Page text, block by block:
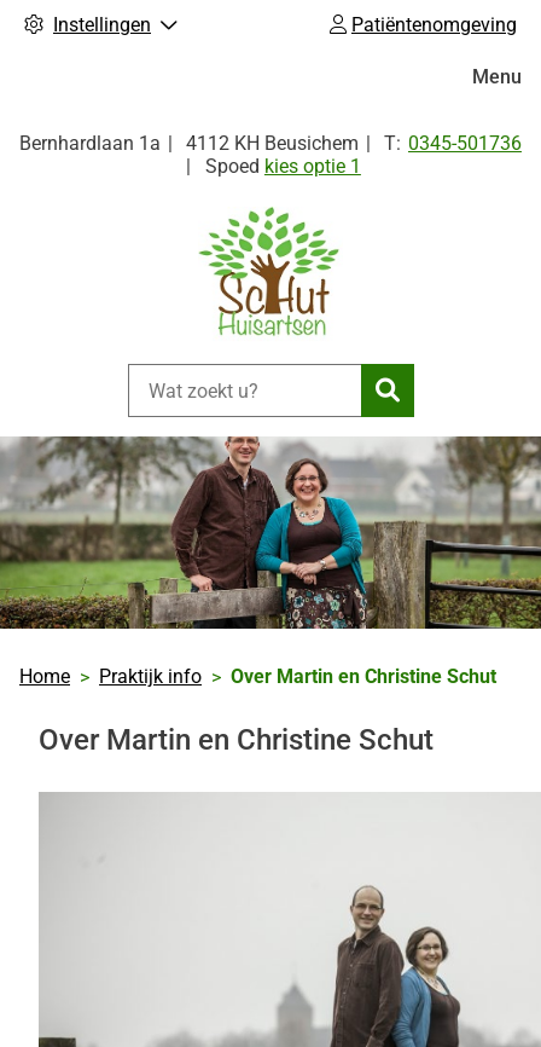
Instellingen Patiëntenomgeving
Bernhardlaan 1a 4112 KH Beusichem Tel:
0345-501736
Spoed kies optie 1
Zoeken
Menu
Home Praktijk info Over Martin en Christine Schut
Over Martin en Christine Schut